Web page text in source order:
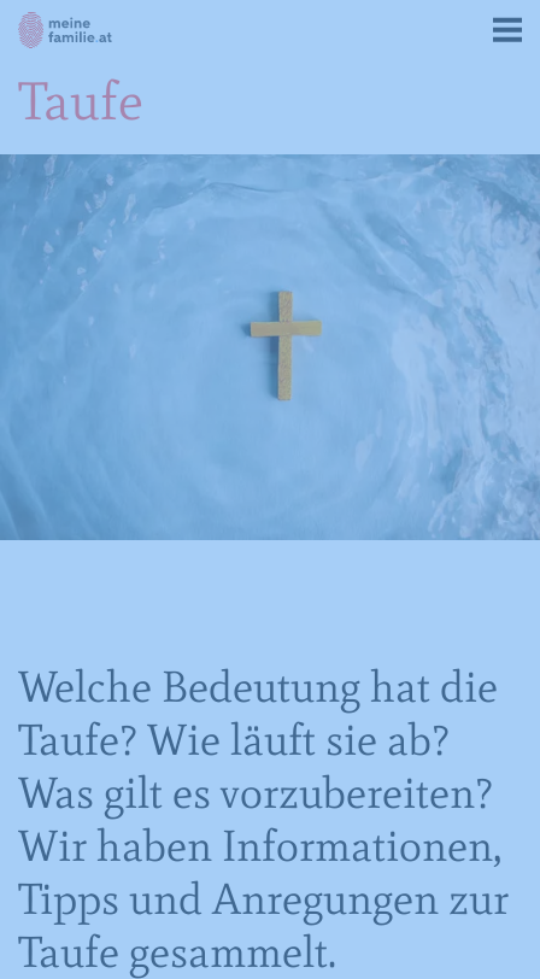
Taufe
Welche Bedeutung hat die
Taufe? Wie läuft sie ab?
Was gilt es vorzubereiten?
Wir haben Informationen,
Tipps und Anregungen zur
Taufe gesammelt.